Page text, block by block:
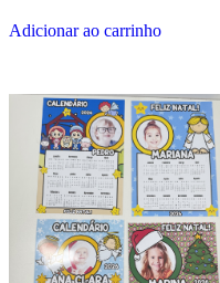
Adicionar ao carrinho